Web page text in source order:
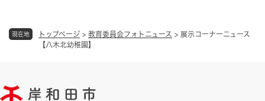
現在地 トップページ > 教育委員会フォトニュース > 展示コーナーニュース
【八木北幼稚園】